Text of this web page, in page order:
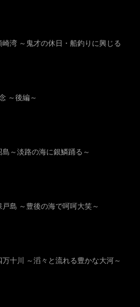
崎湾 ～鬼才の休日・船釣りに興じる
～後編～
島～淡路の海に銀鱗踊る～
戸島 ～豊後の海で呵呵大笑～
万十川 ～滔々と流れる豊かな大河～